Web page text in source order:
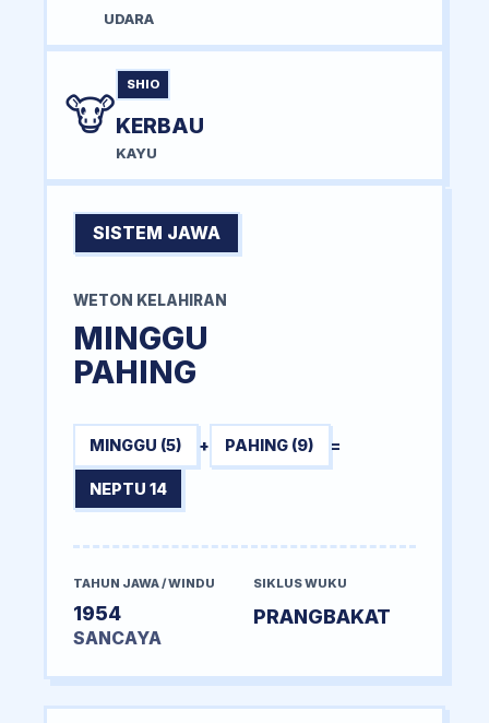
UDARA
🐮
SHIO
KERBAU
KAYU
SISTEM JAWA
WETON KELAHIRAN
MINGGU
PAHING
MINGGU (5) + PAHING (9) =
NEPTU 14
TAHUN JAWA / WINDU
1954
SANCAYA
SIKLUS WUKU
PRANGBAKAT